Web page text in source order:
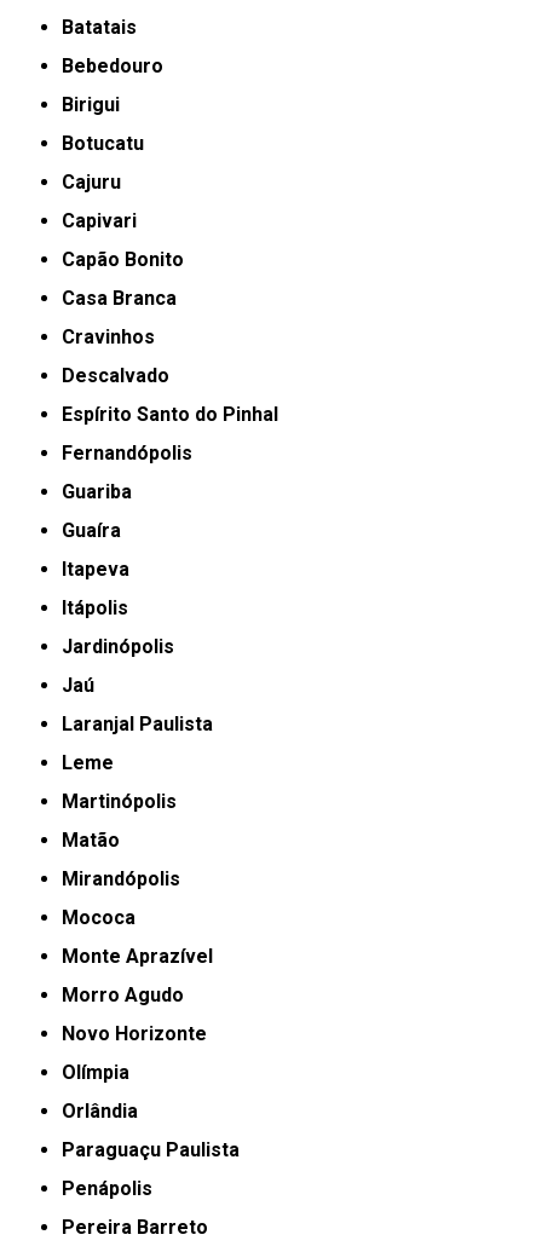
Batatais
Bebedouro
Birigui
Botucatu
Cajuru
Capivari
Capão Bonito
Casa Branca
Cravinhos
Descalvado
Espírito Santo do Pinhal
Fernandópolis
Guariba
Guaíra
Itapeva
Itápolis
Jardinópolis
Jaú
Laranjal Paulista
Leme
Martinópolis
Matão
Mirandópolis
Mococa
Monte Aprazível
Morro Agudo
Novo Horizonte
Olímpia
Orlândia
Paraguaçu Paulista
Penápolis
Pereira Barreto